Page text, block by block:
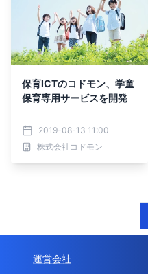
保育ICTのコドモン、学童
保育専用サービスを開発
2019-08-13 11:00
株式会社コドモン
運営会社